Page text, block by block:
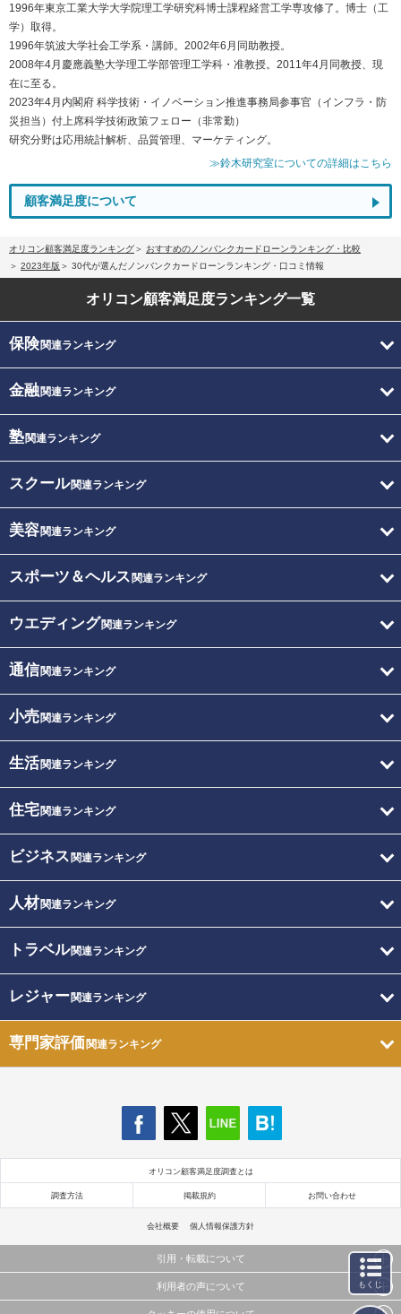
1996年東京工業大学大学院理工学研究科博士課程経営工学専攻修了。博士（工
学）取得。
1996年筑波大学社会工学系・講師。2002年6月同助教授。
2008年4月慶應義塾大学理工学部管理工学科・准教授。2011年4月同教授、現
在に至る。
2023年4月内閣府 科学技術・イノベーション推進事務局参事官（インフラ・防
災担当）付上席科学技術政策フェロー（非常勤）
研究分野は応用統計解析、品質管理、マーケティング。
≫鈴木研究室についての詳細はこちら
顧客満足度について
オリコン顧客満足度ランキング
おすすめのノンバンクカードローンランキング・比較
2023年版
30代が選んだノンバンクカードローンランキング・口コミ情報
オリコン顧客満足度ランキング一覧
保険関連ランキング
金融関連ランキング
塾関連ランキング
スクール関連ランキング
美容関連ランキング
スポーツ＆ヘルス 関連ランキング
ウエディング関連ランキング
通信関連ランキング
小売関連ランキング
生活関連ランキング
住宅関連ランキング
ビジネス 関連ランキング
人材関連ランキング
トラベル関連ランキング
レジャー関連ランキング
専門家評価関連ランキング
オリコン顧客満足度調査とは
調査方法 掲載規約 お問い合わせ
会社概要 個人情報保護方針
引用・転載について
当サイトで公開されている情報（文字、写真、イラスト、画像データ等）及びこれらの配置・
利用者の声について もくじ